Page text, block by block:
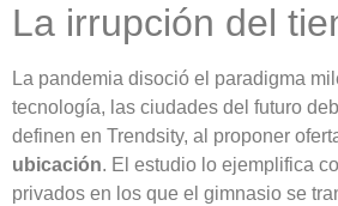
La irrupción del
La pandemia disoció el paradigma
tecnología, las ciudades del futuro
definen en Trendsity, al proponer
ubicación. El estudio lo ejemplifica
privados en los que el gimnasio se